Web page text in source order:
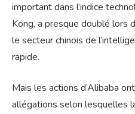
important dans l’indice
Kong, a presque doublé lors
le secteur chinois de
rapide.
Mais les actions d’Alibaba
allégations selon lesquelles